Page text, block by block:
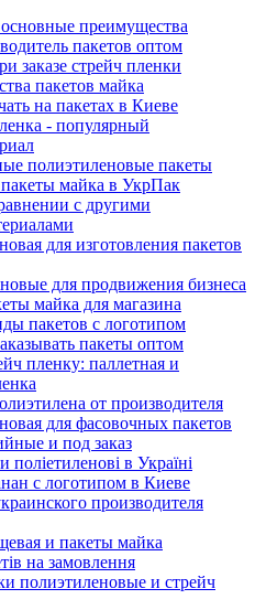
преимущества
пакетов оптом
заказе стрейч пленки
пакетов майка
на пакетах в Киеве
- популярный
полиэтиленовые пакеты
майка в УкрПак
с другими
для изготовления пакетов
для продвижения бизнеса
майка для магазина
пакетов с логотипом
пакеты оптом
пленку: паллетная и
от производителя
для фасовочных пакетов
и под заказ
поліетиленові в Україні
с логотипом в Киеве
производителя
и пакеты майка
на замовлення
полиэтиленовые и стрейч